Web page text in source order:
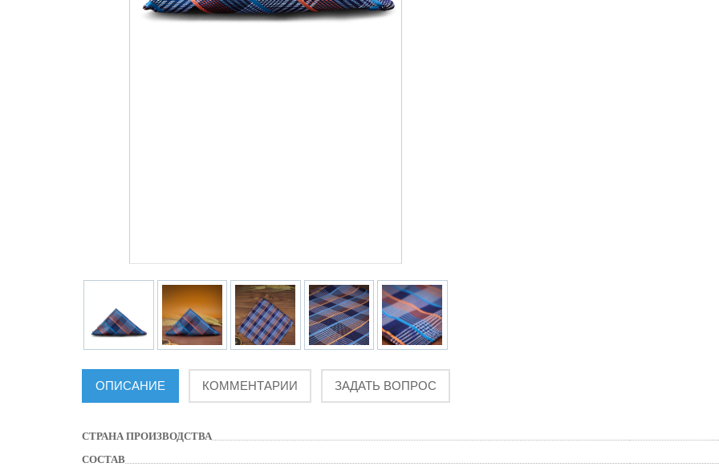
ОПИСАНИЕ КОММЕНТАРИИ ЗАДАТЬ ВОПРОС
СТРАНА ПРОИЗВОДСТВА
СОСТАВ